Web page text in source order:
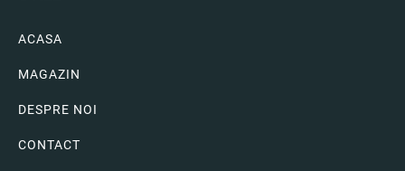
ACASA
MAGAZIN
DESPRE NOI
CONTACT